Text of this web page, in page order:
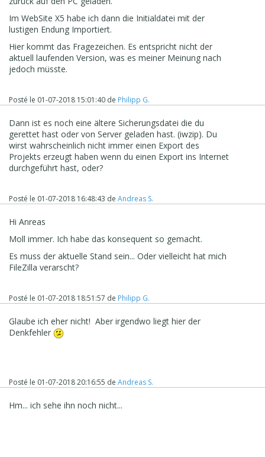
Im WebSite X5 habe ich dann die Initialdatei mit der
lustigen Endung Importiert.
Hier kommt das Fragezeichen. Es entspricht nicht der
aktuell laufenden Version, was es meiner Meinung nach
jedoch müsste.
Posté le 01-07-2018 15:01:40 de Philipp G.
Dann ist es noch eine ältere Sicherungsdatei die du
gerettet hast oder von Server geladen hast. (iwzip). Du
wirst wahrscheinlich nicht immer einen Export des
Projekts erzeugt haben wenn du einen Export ins Internet
durchgeführt hast, oder?
Posté le 01-07-2018 16:48:43 de Andreas S.
Hi Anreas
Moll immer. Ich habe das konsequent so gemacht.
Es muss der aktuelle Stand sein... Oder vielleicht hat mich
FileZilla verarscht?
Posté le 01-07-2018 18:51:57 de Philipp G.
Glaube ich eher nicht! Aber irgendwo liegt hier der
Denkfehler
Posté le 01-07-2018 20:16:55 de Andreas S.
Hm... ich sehe ihn noch nicht...